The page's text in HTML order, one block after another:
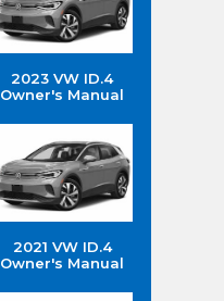
2023 VW ID.4
Owner's Manual
2021 VW ID.4
Owner's Manual